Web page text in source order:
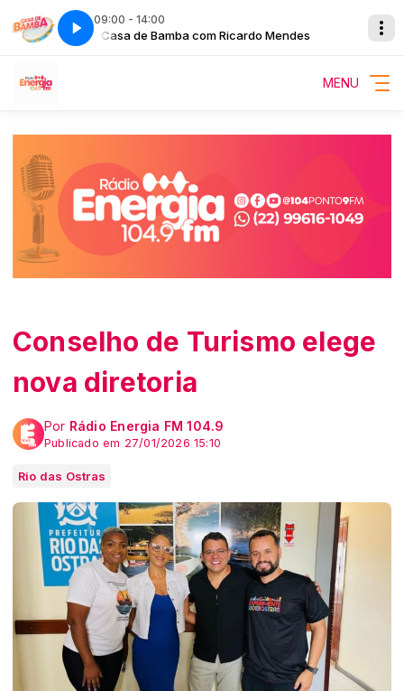
09:00 - 14:00
Casa de Bamba com Ricardo Mendes
MENU
Conselho de Turismo elege
nova diretoria
Por Rádio Energia FM 104.9
Publicado em 27/01/2026 15:10
Rio das Ostras